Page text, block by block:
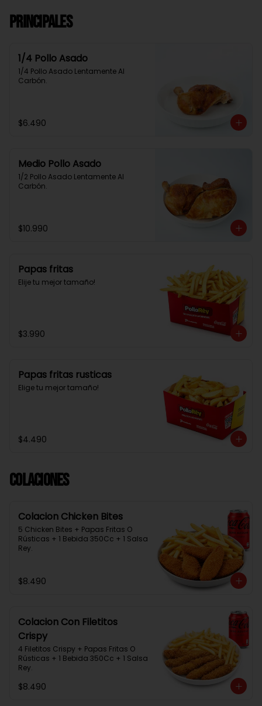
Principales
1/4 Pollo Asado
1/4 Pollo Asado Lentamente Al
Carbón.
$6.490
Medio Pollo Asado
1/2 Pollo Asado Lentamente Al
Carbón.
$10.990
Papas fritas
Elije tu mejor tamaño!
$3.990
Papas fritas rusticas
Elige tu mejor tamaño!
$4.490
Colaciones
Colacion Chicken Bites
5 Chicken Bites + Papas Fritas O
Rústicas + 1 Bebida 350Cc + 1 Salsa
Rey.
$8.490
Colacion Con Filetitos
Crispy
4 Filetitos Crispy + Papas Fritas O
Rústicas + 1 Bebida 350Cc + 1 Salsa
Rey.
$8.490